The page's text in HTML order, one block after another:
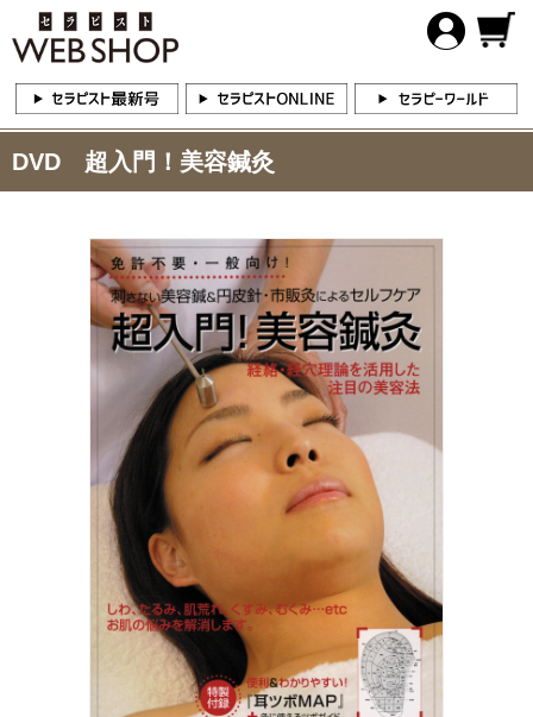
DVD 超入門！美容鍼灸